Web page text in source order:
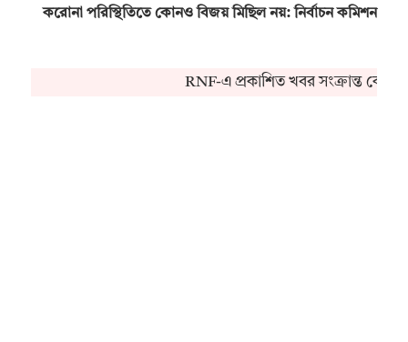
করোনা পরিস্থিতিতে কোনও বিজয় মিছিল নয়: নির্বাচন কমিশন
RNF-এ প্রকাশিত খবর সংক্রান্ত